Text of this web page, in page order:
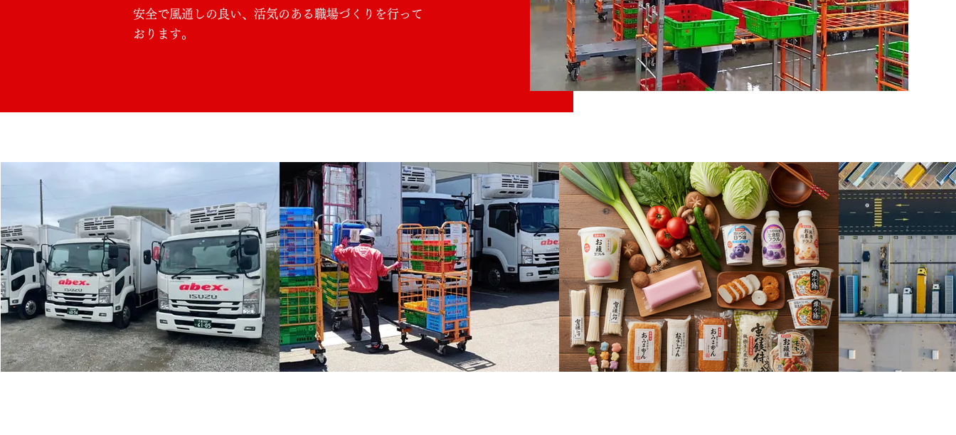
安全で風通しの良い、活気のある職場づくりを行って
おります。